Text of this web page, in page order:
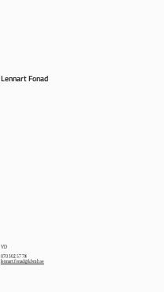
Lennart Fonad
VD
070 302 57 78
lennart.fonad@kbmb.se